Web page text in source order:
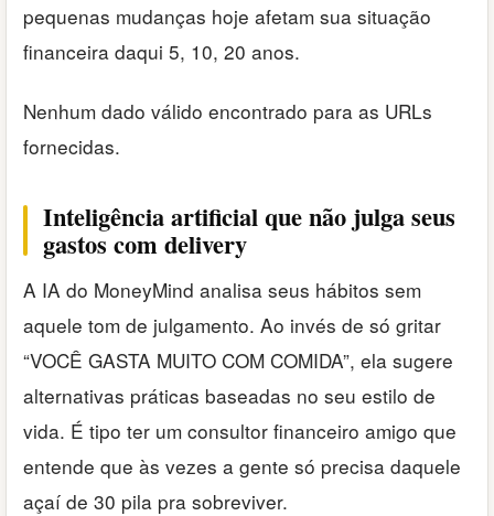
pequenas mudanças hoje afetam sua situação
financeira daqui 5, 10, 20 anos.
Nenhum dado válido encontrado para as URLs
fornecidas.
Inteligência artificial que não julga seus
gastos com delivery
A IA do MoneyMind analisa seus hábitos sem
aquele tom de julgamento. Ao invés de só gritar
“VOCÊ GASTA MUITO COM COMIDA”, ela sugere
alternativas práticas baseadas no seu estilo de
vida. É tipo ter um consultor financeiro amigo que
entende que às vezes a gente só precisa daquele
açaí de 30 pila pra sobreviver.